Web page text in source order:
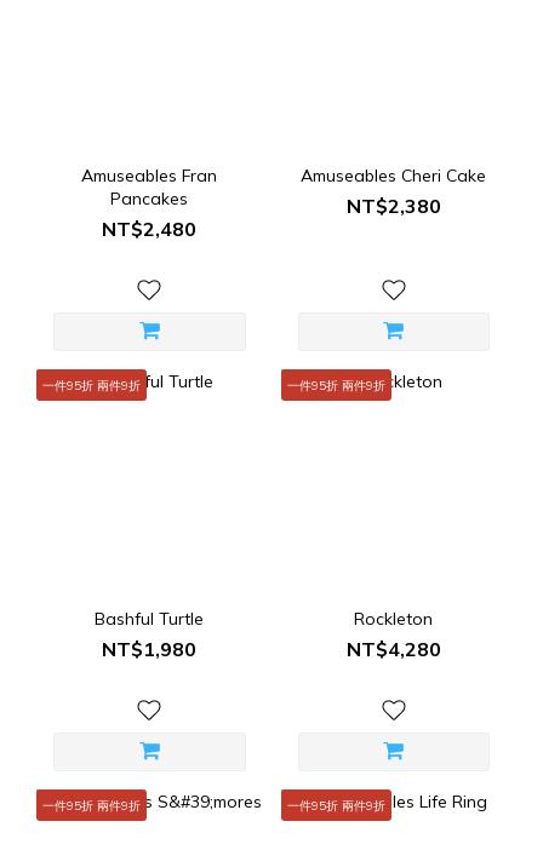
Amuseables Fran
Pancakes
NT$2,480
Amuseables Cheri Cake
NT$2,380
一件95折 兩件9折
Bashful Turtle
NT$1,980
一件95折 兩件9折
Rockleton
NT$4,280
一件95折 兩件9折 一件95折 兩件9折